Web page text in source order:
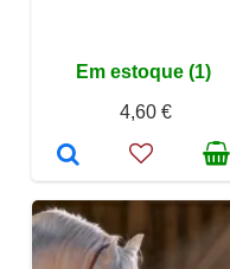
Em estoque (1)
4,60 €